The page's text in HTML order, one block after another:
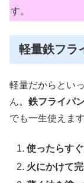
す。
軽量鉄フラ
軽量だからとい
ん。 鉄フライパ
でも一生使えます
使ったらすぐ
火にかけて